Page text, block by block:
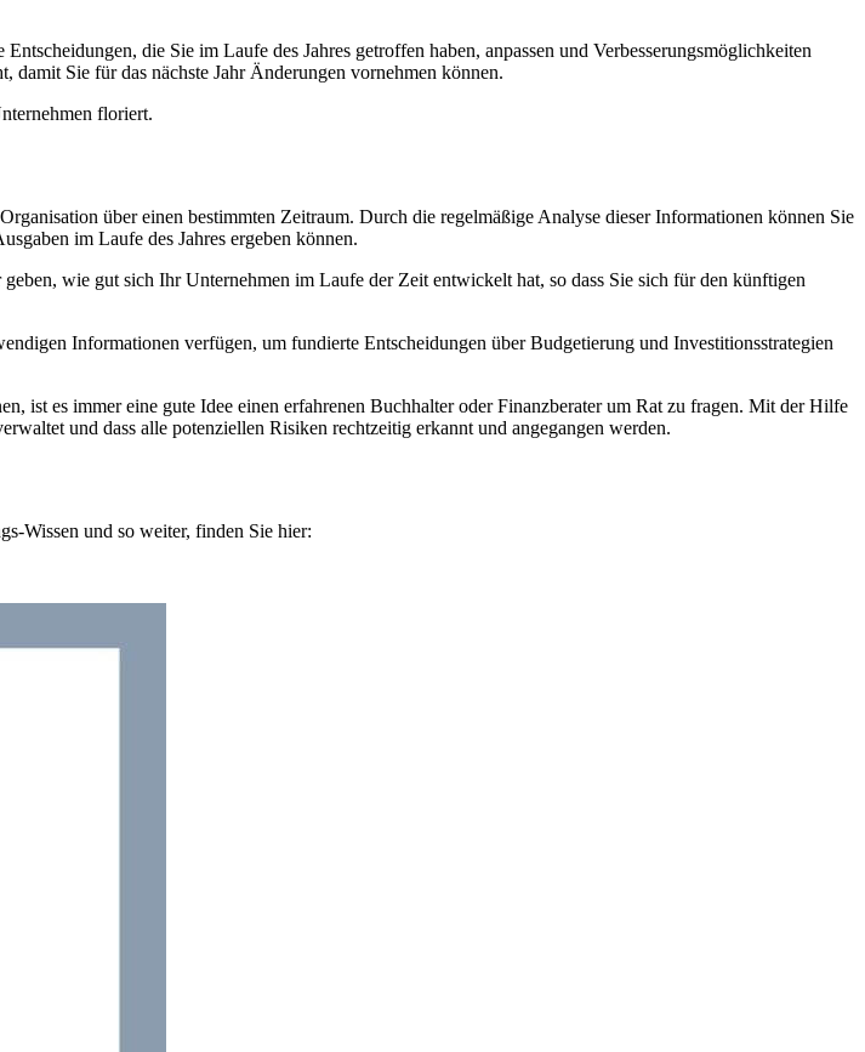
die Sie im Laufe des Jahres getroffen haben, anpassen und Verbesserungsmöglichkeiten
Sie für das nächste Jahr Änderungen vornehmen können.
floriert.
über einen bestimmten Zeitraum. Durch die regelmäßige Analyse dieser Informationen können Sie
im Laufe des Jahres ergeben können.
wie gut sich Ihr Unternehmen im Laufe der Zeit entwickelt hat, so dass Sie sich für den künftigen
Informationen verfügen, um fundierte Entscheidungen über Budgetierung und Investitionsstrategien
ist es immer eine gute Idee einen erfahrenen Buchhalter oder Finanzberater um Rat zu fragen. Mit der Hilfe
und dass alle potenziellen Risiken rechtzeitig erkannt und angegangen werden.
Wissen und so weiter, finden Sie hier: